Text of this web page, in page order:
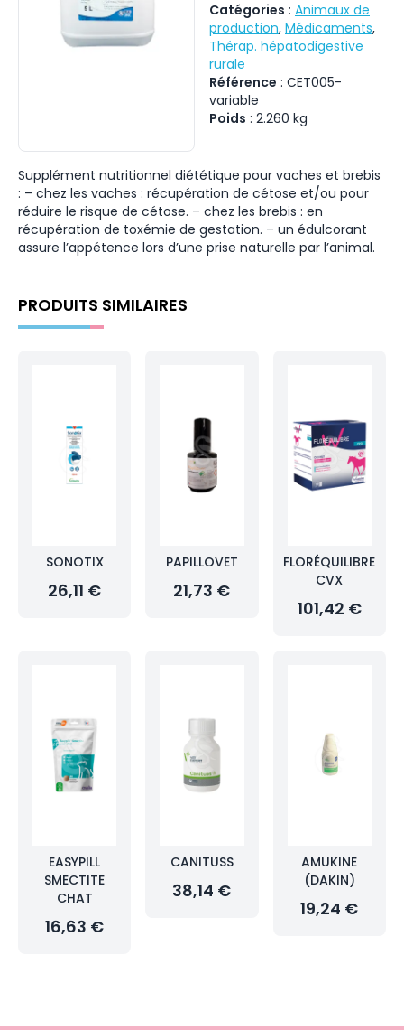
Catégories : Animaux de
production, Médicaments,
Thérap. hépatodigestive
rurale
Référence : CET005-
variable
Poids : 2.260 kg
Supplément nutritionnel diététique pour vaches et brebis
: – chez les vaches : récupération de cétose et/ou pour
réduire le risque de cétose. – chez les brebis : en
récupération de toxémie de gestation. – un édulcorant
assure l’appétence lors d’une prise naturelle par l’animal.
PRODUITS SIMILAIRES
SONOTIX
26,11 €
PAPILLOVET
21,73 €
FLORÉQUILIBRE
CVX
101,42 €
EASYPILL
SMECTITE
CHAT
16,63 €
CANITUSS
38,14 €
AMUKINE
(DAKIN)
19,24 €